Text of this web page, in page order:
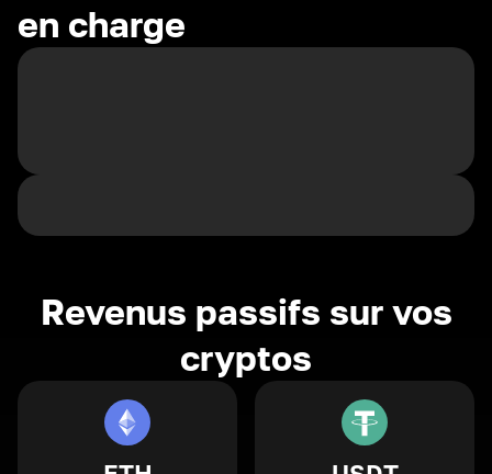
en charge
Revenus passifs sur vos
cryptos